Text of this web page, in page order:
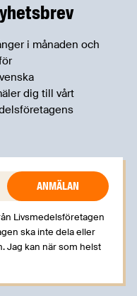
i månaden och
dig till vårt
Livsmedelsföretagen
ska inte dela eller
Jag kan när som helst